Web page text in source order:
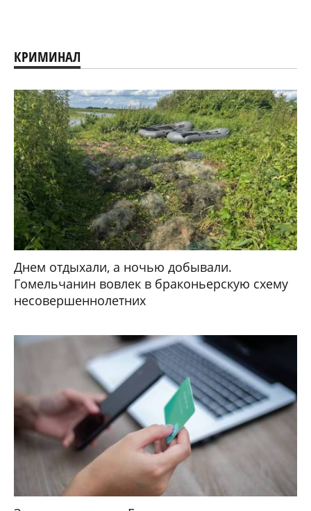
КРИМИНАЛ
Днем отдыхали, а ночью добывали.
Гомельчанин вовлек в браконьерскую схему
несовершеннолетних